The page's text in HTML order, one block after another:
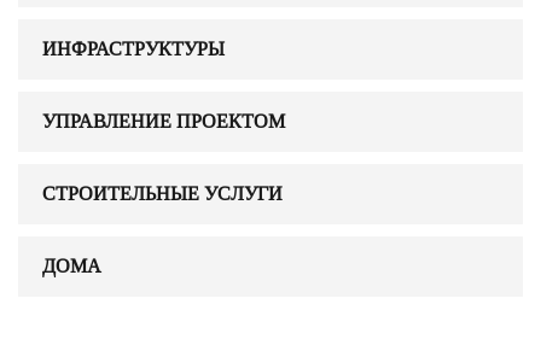
ИНФРАСТРУКТУРЫ
УПРАВЛЕНИЕ ПРОЕКТОМ
СТРОИТЕЛЬНЫЕ УСЛУГИ
ДОМА